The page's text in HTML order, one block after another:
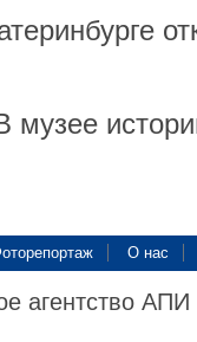
музее
О нас
агентство